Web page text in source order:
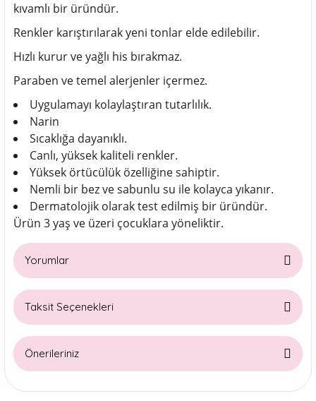
kıvamlı bir üründür.
Renkler karıştırılarak yeni tonlar elde edilebilir.
Hızlı kurur ve yağlı his bırakmaz.
Paraben ve temel alerjenler içermez.
Uygulamayı kolaylaştıran tutarlılık.
Narin
Sıcaklığa dayanıklı.
Canlı, yüksek kaliteli renkler.
Yüksek örtücülük özelliğine sahiptir.
Nemli bir bez ve sabunlu su ile kolayca yıkanır.
Dermatolojik olarak test edilmiş bir üründür.
Ürün 3 yaş ve üzeri çocuklara yöneliktir.
Yorumlar
Taksit Seçenekleri
Önerileriniz
Bu ürünün fiyat bilgisi, resim, ürün açıklamalarında ve diğer